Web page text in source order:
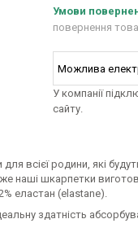
повернення
У компанії
сайту.
всієї родини, які
наші шкарпетки
еластан (elastane).
здатність